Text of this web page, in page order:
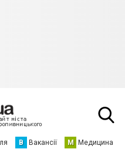
В Вакансії М Медицина